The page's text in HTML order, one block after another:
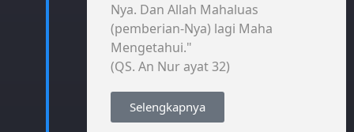
Nya. Dan Allah Mahaluas
(pemberian-Nya) lagi Maha
Mengetahui."
(QS. An Nur ayat 32)
Selengkapnya